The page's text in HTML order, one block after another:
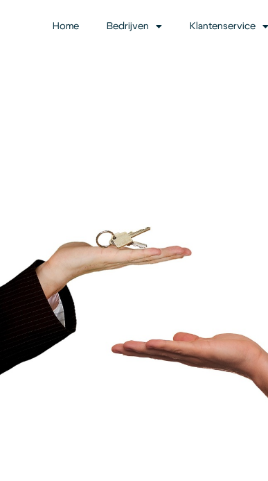
Home Bedrijven Klantenservice